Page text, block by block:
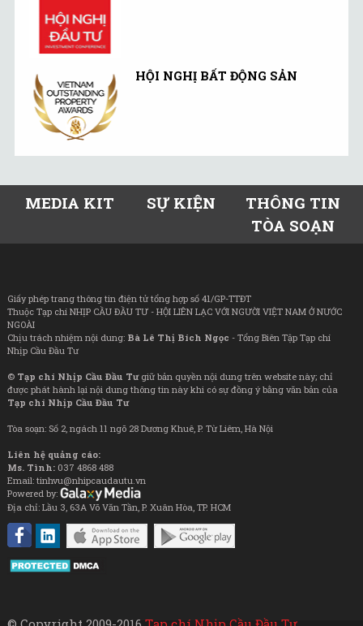
HỘI NGHỊ BẤT ĐỘNG SẢN
MEDIA KIT SỰ KIỆN
THÔNG TIN
TÒA SOẠN
Giấy phép trang thông tin điện tử tổng hợp số 41/GP-TTĐT
Thuộc Tạp chí NHỊP CẦU ĐẦU TƯ - HỘI LIÊN LẠC VỚI NGƯỜI VIỆT NAM Ở NƯỚC
NGOÀI
Chịu trách nhiệm nội dung: Bà Lê Thị Bích Ngọc - Tổng Biên Tập Tạp chí
Nhịp Cầu Đầu Tư
© Tạp chí Nhịp Cầu Đầu Tưgiữ bản quyền nội dung trên website này; chỉ
được phát hành lại nội dung thông tin này khi có sự đồng ý bằng văn bản của
Tạp chí Nhịp Cầu Đầu Tư
Tòa soạn: Số 2, ngách 11 ngõ 28 Dương Khuê, P. Từ Liêm, Hà Nội
Liên hệ quảng cáo:
Ms. Tình: 037 4868 488
Email: tinhvu@nhipcaudautu.vn
Powered by:
Địa chỉ: Lầu 3, 63A Võ Văn Tần, P. Xuân Hòa, TP. HCM